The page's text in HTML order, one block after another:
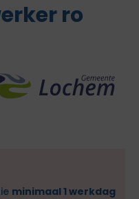
ro
minimaal 1 werkdag